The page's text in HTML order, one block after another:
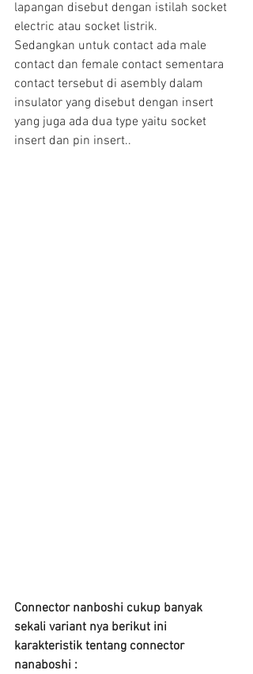
lapangan disebut dengan istilah socket
electric atau socket listrik.
Sedangkan untuk contact ada male
contact dan female contact sementara
contact tersebut di asembly dalam
insulator yang disebut dengan insert
yang juga ada dua type yaitu socket
insert dan pin insert..
Connector nanboshi cukup banyak
sekali variant nya berikut ini
karakteristik tentang connector
nanaboshi :